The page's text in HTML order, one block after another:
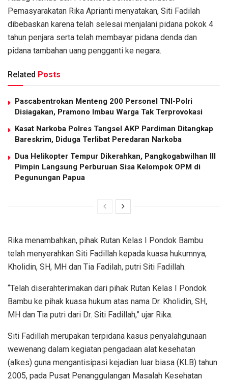
Pemasyarakatan Rika Aprianti menyatakan, Siti Fadilah
dibebaskan karena telah selesai menjalani pidana pokok 4
tahun penjara serta telah membayar pidana denda dan
pidana tambahan uang pengganti ke negara.
Related Posts
Pascabentrokan Menteng 200 Personel TNI-Polri
Disiagakan, Pramono Imbau Warga Tak Terprovokasi
Kasat Narkoba Polres Tangsel AKP Pardiman Ditangkap
Bareskrim, Diduga Terlibat Peredaran Narkoba
Dua Helikopter Tempur Dikerahkan, Pangkogabwilhan III
Pimpin Langsung Perburuan Sisa Kelompok OPM di
Pegunungan Papua
Rika menambahkan, pihak Rutan Kelas I Pondok Bambu
telah menyerahkan Siti Fadillah kepada kuasa hukumnya,
Kholidin, SH, MH dan Tia Fadilah, putri Siti Fadillah.
“Telah diserahterimakan dari pihak Rutan Kelas I Pondok
Bambu ke pihak kuasa hukum atas nama Dr. Kholidin, SH,
MH dan Tia putri dari Dr. Siti Fadillah,” ujar Rika.
Siti Fadillah merupakan terpidana kasus penyalahgunaan
wewenang dalam kegiatan pengadaan alat kesehatan
(alkes) guna mengantisipasi kejadian luar biasa (KLB) tahun
2005, pada Pusat Penanggulangan Masalah Kesehatan